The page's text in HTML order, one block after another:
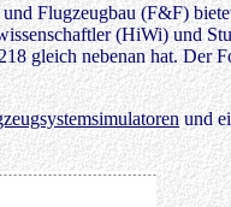
Flugzeugbau (F&F)
(HiWi) und
gleich nebenan hat. Der
und